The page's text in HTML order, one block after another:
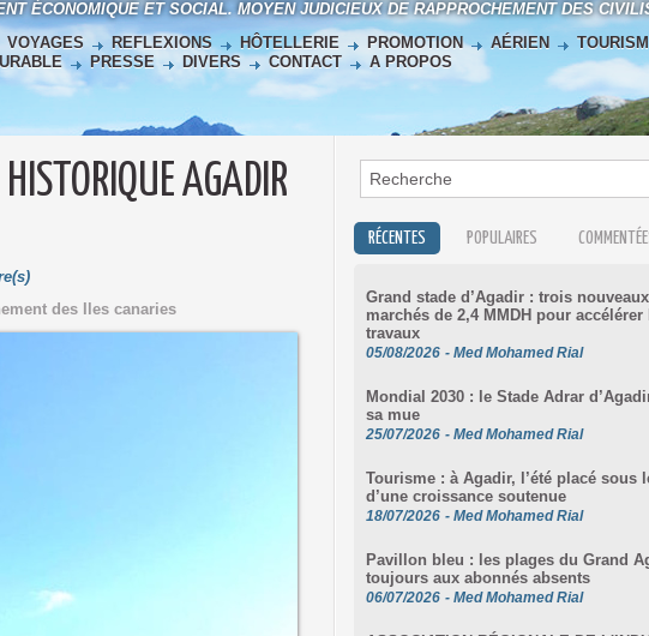
ÉCONOMIQUE ET SOCIAL. MOYEN JUDICIEUX DE RAPPROCHEMENT DES
VOYAGES REFLEXIONS HÔTELLERIE PROMOTION AÉRIEN
PRESSE DIVERS CONTACT A PROPOS
AGADIR
des Iles canaries
RÉCENTES POPULAIRES
Grand stade d’Agadir : trois nouveaux
marchés de 2,4 MMDH pour accélérer
travaux
05/08/2026 - Med Mohamed Rial
Mondial 2030 : le Stade Adrar
sa mue
25/07/2026 - Med Mohamed Rial
Tourisme : à Agadir, l’été placé sous
d’une croissance soutenue
18/07/2026 - Med Mohamed Rial
Pavillon bleu : les plages du Grand
toujours aux abonnés absents
06/07/2026 - Med Mohamed Rial